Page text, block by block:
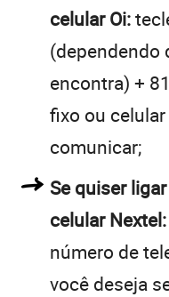
celular Oi:
(dependendo
encontra) +
fixo ou
comunicar;
Se quiser
celular Nextel:
número de
você deseja